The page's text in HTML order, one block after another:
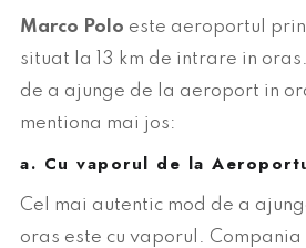
Marco Polo este aeroportul
situat la 13 km de intrare in
de a ajunge de la aeroport in
mentiona mai jos:
a. Cu vaporul de la
Cel mai autentic mod de a
oras este cu vaporul.